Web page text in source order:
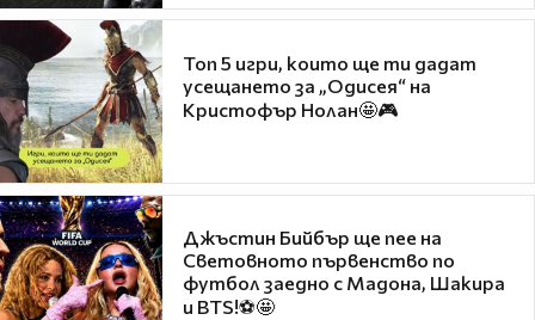
Топ 5 игри, които ще ти дадат
усещането за „Одисея“ на
Кристофър Нолан🤩🎮
Джъстин Бийбър ще пее на
Световното първенство по
футбол заедно с Мадона, Шакира
и BTS!⚽🤩